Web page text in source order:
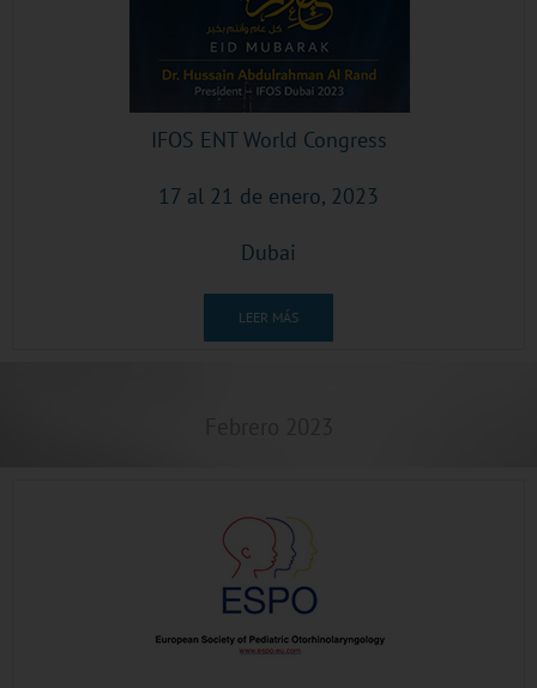
IFOS ENT World Congress
17 al 21 de enero, 2023
Dubai
LEER MÁS